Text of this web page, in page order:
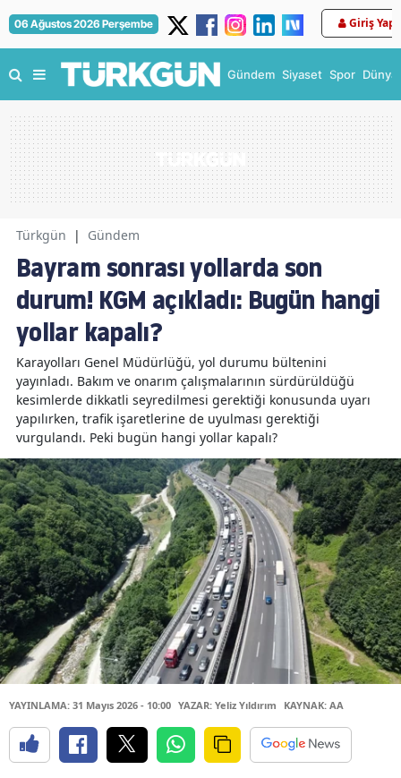
06 Ağustos 2026 Perşembe Giriş Yap
Gündem Siyaset Spor Dünya
Türkgün | Gündem
Bayram sonrası yollarda son
durum! KGM açıkladı: Bugün hangi
yollar kapalı?
Karayolları Genel Müdürlüğü, yol durumu bültenini
yayınladı. Bakım ve onarım çalışmalarının sürdürüldüğü
kesimlerde dikkatli seyredilmesi gerektiği konusunda uyarı
yapılırken, trafik işaretlerine de uyulması gerektiği
vurgulandı. Peki bugün hangi yollar kapalı?
YAYINLAMA: 31 Mayıs 2026 - 10:00 YAZAR: Yeliz Yıldırım KAYNAK: AA